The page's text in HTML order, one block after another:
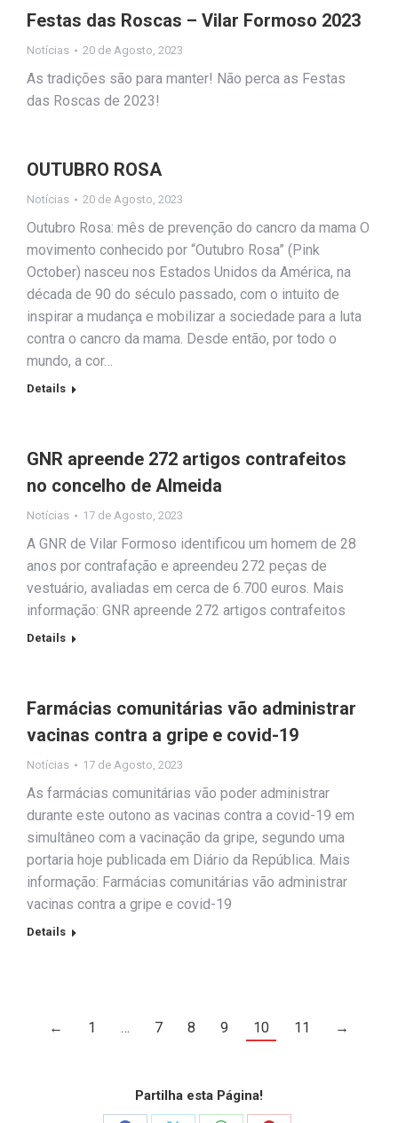
Festas das Roscas – Vilar Formoso 2023
Notícias 20 de Agosto, 2023
As tradições são para manter! Não perca as Festas
das Roscas de 2023!
OUTUBRO ROSA
Notícias 20 de Agosto, 2023
Outubro Rosa: mês de prevenção do cancro da mama O
movimento conhecido por “Outubro Rosa” (Pink
October) nasceu nos Estados Unidos da América, na
década de 90 do século passado, com o intuito de
inspirar a mudança e mobilizar a sociedade para a luta
contra o cancro da mama. Desde então, por todo o
mundo, a cor…
Details
GNR apreende 272 artigos contrafeitos
no concelho de Almeida
Notícias 17 de Agosto, 2023
A GNR de Vilar Formoso identificou um homem de 28
anos por contrafação e apreendeu 272 peças de
vestuário, avaliadas em cerca de 6.700 euros. Mais
informação: GNR apreende 272 artigos contrafeitos
Details
Farmácias comunitárias vão administrar
vacinas contra a gripe e covid-19
Notícias 17 de Agosto, 2023
As farmácias comunitárias vão poder administrar
durante este outono as vacinas contra a covid-19 em
simultâneo com a vacinação da gripe, segundo uma
portaria hoje publicada em Diário da República. Mais
informação: Farmácias comunitárias vão administrar
vacinas contra a gripe e covid-19
Details
← 1 … 7 8 9 10 11 →
Partilha esta Página!